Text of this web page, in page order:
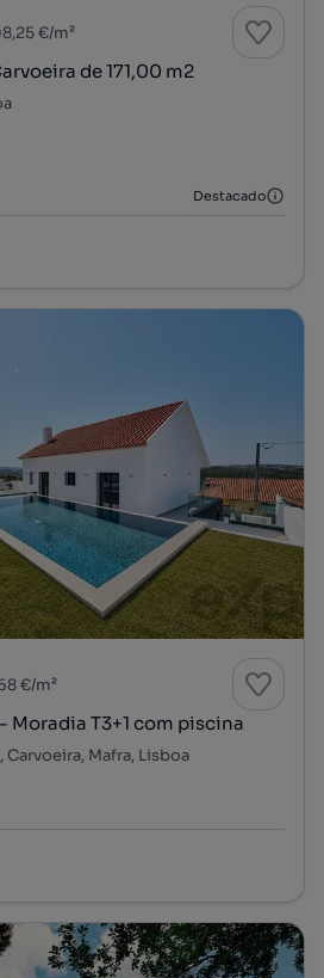
€/m²
de 171,00 m2
Destacado
€/m²
Moradia T3+1 com piscina
Carvoeira, Mafra, Lisboa